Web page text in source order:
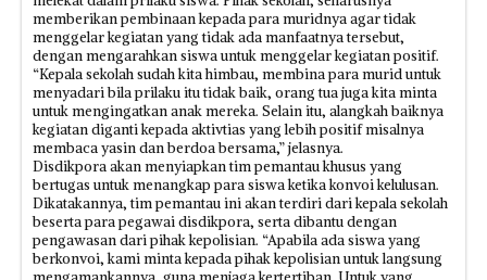
memberikan pembinaan kepada para muridnya agar tidak
menggelar kegiatan yang tidak ada manfaatnya tersebut,
dengan mengarahkan siswa untuk menggelar kegiatan positif.
“Kepala sekolah sudah kita himbau, membina para murid untuk
menyadari bila prilaku itu tidak baik, orang tua juga kita minta
untuk mengingatkan anak mereka. Selain itu, alangkah baiknya
kegiatan diganti kepada aktivtias yang lebih positif misalnya
membaca yasin dan berdoa bersama,” jelasnya.
Disdikpora akan menyiapkan tim pemantau khusus yang
bertugas untuk menangkap para siswa ketika konvoi kelulusan.
Dikatakannya, tim pemantau ini akan terdiri dari kepala sekolah
beserta para pegawai disdikpora, serta dibantu dengan
pengawasan dari pihak kepolisian. “Apabila ada siswa yang
berkonvoi, kami minta kepada pihak kepolisian untuk langsung